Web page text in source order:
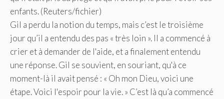
Gil a perdu la notion du temps, mais c’est le troisième
jour qu’il a entendu des pas « très loin ». Il a commencé à
crier et à demander de l'aide, et a finalement entendu
une réponse. Gil se souvient, en souriant, qu'à ce
moment-là il avait pensé : « Oh mon Dieu, voici une
étape. Voici l'espoir pour la vie. » C’est là qu’a commencé